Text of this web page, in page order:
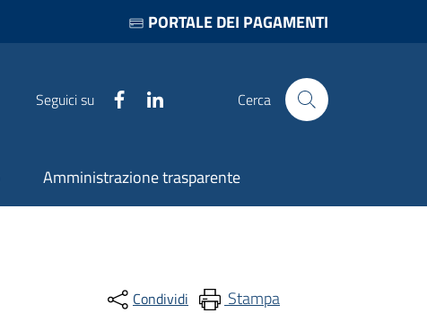
PORTALE DEI PAGAMENTI
Seguici su Facebook Cerca
Amministrazione trasparente
Condividi Stampa